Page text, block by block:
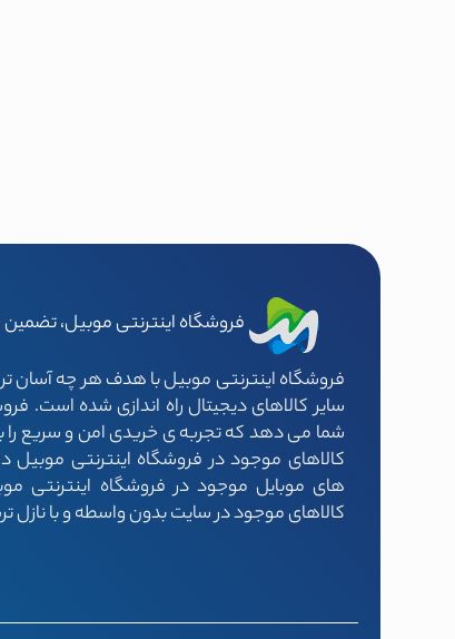
فروشگاه اینترنتی موبیل،
فروشگاه اینترنتی موبیل با هدف هر چه آسان
سایر کالاهای دیجیتال راه اندازی شده است.
شما می دهد که تجربه ی خریدی امن و سریع را
کالاهای موجود در فروشگاه اینترنتی
های موبایل موجود در فروشگاه اینترنتی
کالاهای موجود در سایت بدون واسطه و با نازل